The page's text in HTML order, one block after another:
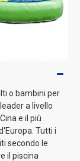
o bambini per
a livello
e il più
Tutti i
secondo le
il piscina